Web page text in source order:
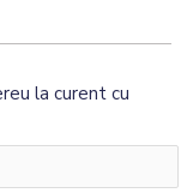
la curent cu